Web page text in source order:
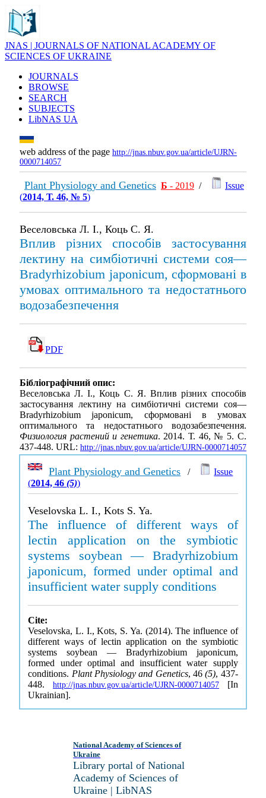
JNAS | JOURNALS OF NATIONAL ACADEMY OF
SCIENCES OF UKRAINE
JOURNALS
BROWSE
SEARCH
SUBJECTS
LibNAS UA
web address of the page http://jnas.nbuv.gov.ua/article/UJRN-
0000714057
Plant Physiology and Genetics Б - 2019 /
Issue
(2014, Т. 46, № 5)
Веселовська Л. І., Коць С. Я.
Вплив різних способів застосування
лектину на симбіотичні системи соя—
Bradyrhizobium japonicum, сформовані в
умовах оптимального та недостатнього
водозабезпечення
PDF
Бібліографічний опис:
Веселовська Л. І., Коць С. Я. Вплив різних способів
застосування лектину на симбіотичні системи соя—
Bradyrhizobium japonicum, сформовані в умовах
оптимального та недостатнього водозабезпечення.
Физиология растений и генетика. 2014. Т. 46, № 5. С.
437-448. URL: http://jnas.nbuv.gov.ua/article/UJRN-0000714057
Plant Physiology and Genetics /
Issue
(2014, 46(5))
Veselovska L. I., Kots S. Ya.
The influence of different ways of
lectin application on the symbiotic
systems soybean — Bradyrhizobium
japonicum, formed under optimal and
insufficient water supply conditions
Cite:
Veselovska, L. I., Kots, S. Ya. (2014). The influence of
different ways of lectin application on the symbiotic
systems soybean — Bradyrhizobium japonicum,
formed under optimal and insufficient water supply
conditions. Plant Physiology and Genetics, 46(5), 437-
448. http://jnas.nbuv.gov.ua/article/UJRN-0000714057 [In
Ukrainian].
National Academy of Sciences of
Ukraine
Library portal of National
Academy of Sciences of
Ukraine | LibNAS